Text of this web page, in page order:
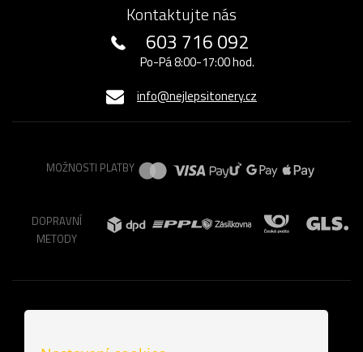
Kontaktujte nás
603 716 092
Po-Pá 8:00-17:00 hod.
info@nejlepsitonery.cz
MOŽNOSTI PLATBY
DOPRAVNÍ
METODY